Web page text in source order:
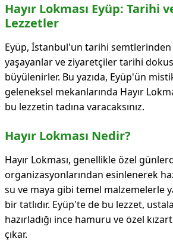
Hayır Lokması Eyüp: Tarihi
Lezzetler
Eyüp, İstanbul'un tarihi
yaşayanlar ve ziyaretçiler tarihi
büyülenirler. Bu yazıda, Eyüp'ün
geleneksel mekanlarında Hayır
bu lezzetin tadına varacaksınız.
Hayır Lokması Nedir?
Hayır Lokması, genellikle özel
organizasyonlarından esinlenerek
su ve maya gibi temel malzemelerle
bir tatlıdır. Eyüp'te de bu lezzet,
hazırladığı ince hamuru ve özel
çıkar.